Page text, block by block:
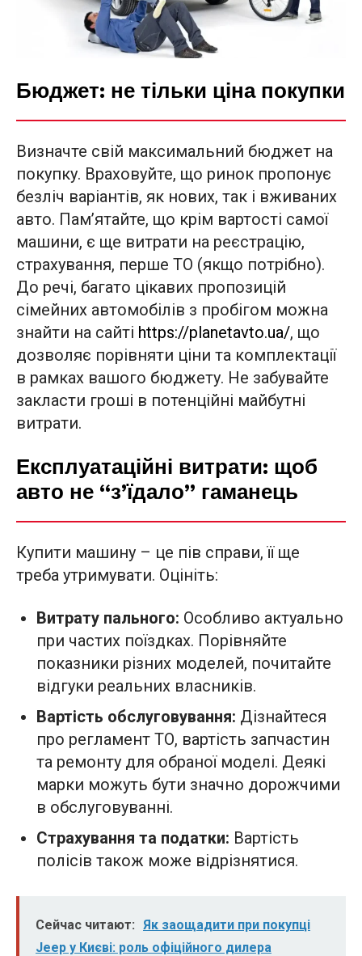
Бюджет: не тільки ціна покупки
Визначте свій максимальний бюджет на
покупку. Враховуйте, що ринок пропонує
безліч варіантів, як нових, так і вживаних
авто. Пам’ятайте, що крім вартості самої
машини, є ще витрати на реєстрацію,
страхування, перше ТО (якщо потрібно).
До речі, багато цікавих пропозицій
сімейних автомобілів з пробігом можна
знайти на сайті https://planetavto.ua/, що
дозволяє порівняти ціни та комплектації
в рамках вашого бюджету. Не забувайте
закласти гроші в потенційні майбутні
витрати.
Експлуатаційні витрати: щоб
авто не “з’їдало” гаманець
Купити машину – це пів справи, її ще
треба утримувати. Оцініть:
Витрату пального: Особливо актуально
при частих поїздках. Порівняйте
показники різних моделей, почитайте
відгуки реальних власників.
Вартість обслуговування: Дізнайтеся
про регламент ТО, вартість запчастин
та ремонту для обраної моделі. Деякі
марки можуть бути значно дорожчими
в обслуговуванні.
Страхування та податки: Вартість
полісів також може відрізнятися.
Сейчас читают:
Як заощадити при покупці
Jeep у Києві: роль офіційного дилера